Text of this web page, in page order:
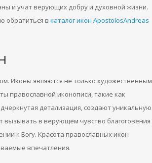
и учат верующих добру и духовной жизни.
обратиться в каталог икон ApostolosAndreas
Иконы являются не только художественным
православной иконописи, такие как
детализация, создают уникальную
вызывать в верующем чувство благоговения
к Богу. Красота православных икон
впечатления.